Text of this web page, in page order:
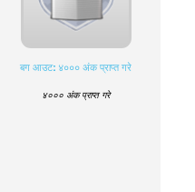
बग आउट: ४००० अंक प्राप्त गरे
४००० अंक प्राप्त गरे